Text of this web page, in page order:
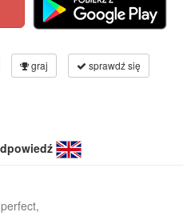
graj sprawdź się